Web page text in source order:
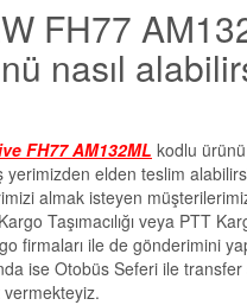
FH77
nasıl
FH77 AM132ML kodlu
yerimizden elden teslim
almak isteyen
Taşımacılığı veya PTT
firmaları ile de gönderimini
ise Otobüs Seferi ile